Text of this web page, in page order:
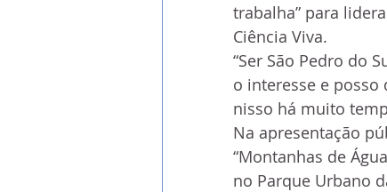
trabalha” para
Ciência Viva.
“Ser São Pedro do
o interesse e
nisso há muito
Na apresentação
“Montanhas de
no Parque Urbano